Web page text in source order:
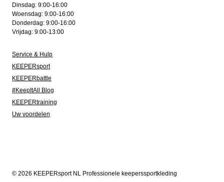
Dinsdag: 9:00-16:00
Woensdag: 9:00-16:00
Donderdag: 9:00-16:00
Vrijdag: 9:00-13:00
Service & Hulp
KEEPERsport
KEEPERbattle
#KeepItAll Blog
KEEPERtraining
Uw voordelen
© 2026 KEEPERsport NL Professionele keeperssportkleding